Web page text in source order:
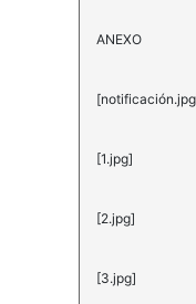
ANEXO
[1.jpg]
[2.jpg]
[3.jpg]